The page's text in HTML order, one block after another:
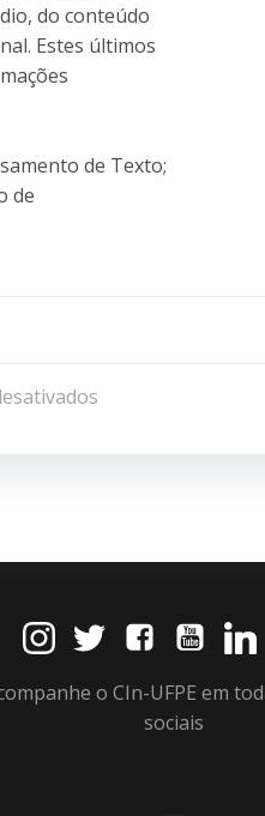
do conteúdo
Estes últimos
de Texto;
de
o CIn-UFPE em
sociais